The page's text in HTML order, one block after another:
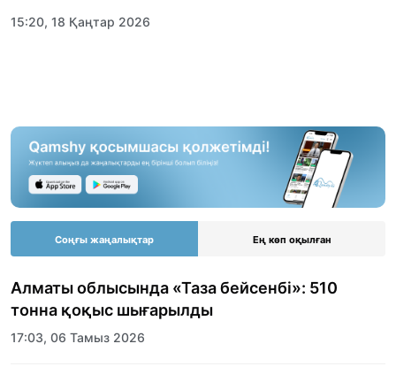
15:20, 18 Қаңтар 2026
Соңғы жаңалықтар Ең көп оқылған
Алматы облысында «Таза бейсенбі»: 510
тонна қоқыс шығарылды
17:03, 06 Тамыз 2026